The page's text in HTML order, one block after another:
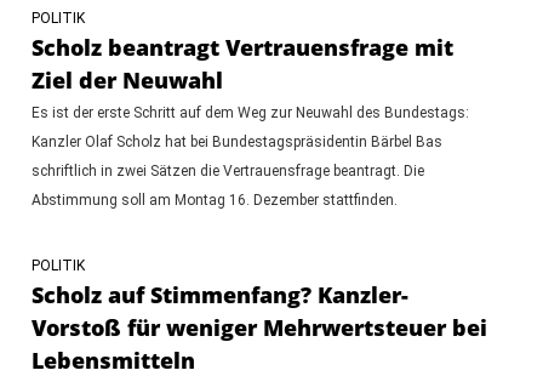
POLITIK
Scholz beantragt Vertrauensfrage mit
Ziel der Neuwahl
Es ist der erste Schritt auf dem Weg zur Neuwahl des Bundestags:
Kanzler Olaf Scholz hat bei Bundestagspräsidentin Bärbel Bas
schriftlich in zwei Sätzen die Vertrauensfrage beantragt. Die
Abstimmung soll am Montag 16. Dezember stattfinden.
POLITIK
Scholz auf Stimmenfang? Kanzler-
Vorstoß für weniger Mehrwertsteuer bei
Lebensmitteln